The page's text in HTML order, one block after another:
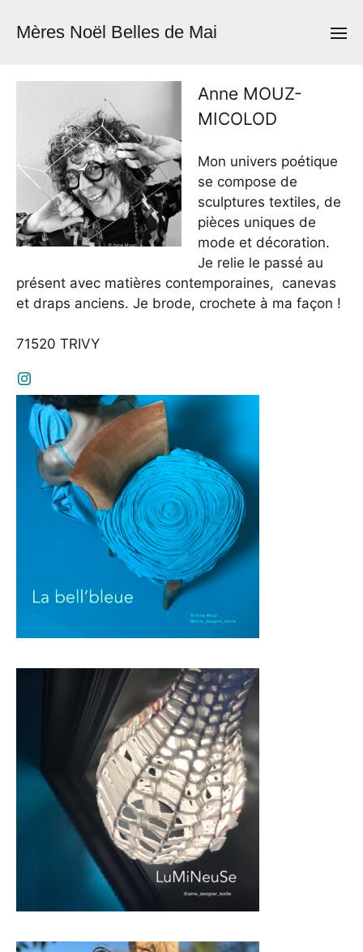
Mères Noël Belles de Mai
Anne MOUZ-
MICOLOD
Mon univers poétique
se compose de
sculptures textiles, de
pièces uniques de
mode et décoration.
Je relie le passé au
présent avec matières contemporaines, canevas
et draps anciens. Je brode, crochete à ma façon !
71520 TRIVY